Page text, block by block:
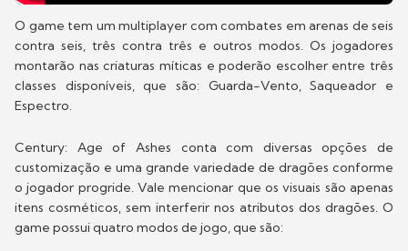
O game tem um multiplayer com combates em arenas de seis
contra seis, três contra três e outros modos. Os jogadores
montarão nas criaturas míticas e poderão escolher entre três
classes disponíveis, que são: Guarda-Vento, Saqueador e
Espectro.
Century: Age of Ashes conta com diversas opções de
customização e uma grande variedade de dragões conforme
o jogador progride. Vale mencionar que os visuais são apenas
itens cosméticos, sem interferir nos atributos dos dragões. O
game possui quatro modos de jogo, que são: